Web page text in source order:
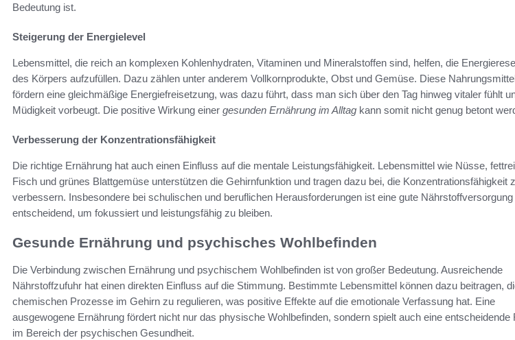
Bedeutung ist.
Steigerung der Energielevel
Lebensmittel, die reich an komplexen Kohlenhydraten, Vitaminen und Mineralstoffen sind, helfen, die
des Körpers aufzufüllen. Dazu zählen unter anderem Vollkornprodukte, Obst und Gemüse. Diese
fördern eine gleichmäßige Energiefreisetzung, was dazu führt, dass man sich über den Tag hinweg vitaler fühlt
Müdigkeit vorbeugt. Die positive Wirkung einer gesunden Ernährung im Alltag kann somit nicht genug betont
Verbesserung der Konzentrationsfähigkeit
Die richtige Ernährung hat auch einen Einfluss auf die mentale Leistungsfähigkeit. Lebensmittel wie Nüsse,
Fisch und grünes Blattgemüse unterstützen die Gehirnfunktion und tragen dazu bei, die Konzentrationsfähigkeit
verbessern. Insbesondere bei schulischen und beruflichen Herausforderungen ist eine gute Nährstoffversorgung
entscheidend, um fokussiert und leistungsfähig zu bleiben.
Gesunde Ernährung und psychisches Wohlbefinden
Die Verbindung zwischen Ernährung und psychischem Wohlbefinden ist von großer Bedeutung. Ausreichende
Nährstoffzufuhr hat einen direkten Einfluss auf die Stimmung. Bestimmte Lebensmittel können dazu beitragen,
chemischen Prozesse im Gehirn zu regulieren, was positive Effekte auf die emotionale Verfassung hat. Eine
ausgewogene Ernährung fördert nicht nur das physische Wohlbefinden, sondern spielt auch eine entscheidende
im Bereich der psychischen Gesundheit.